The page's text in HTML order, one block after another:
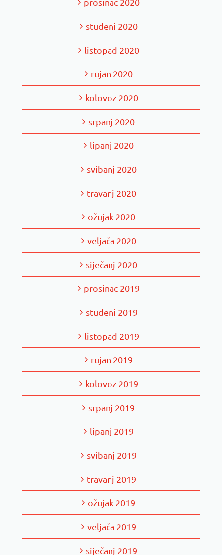
prosinac 2020
studeni 2020
listopad 2020
rujan 2020
kolovoz 2020
srpanj 2020
lipanj 2020
svibanj 2020
travanj 2020
ožujak 2020
veljača 2020
siječanj 2020
prosinac 2019
studeni 2019
listopad 2019
rujan 2019
kolovoz 2019
srpanj 2019
lipanj 2019
svibanj 2019
travanj 2019
ožujak 2019
veljača 2019
siječanj 2019